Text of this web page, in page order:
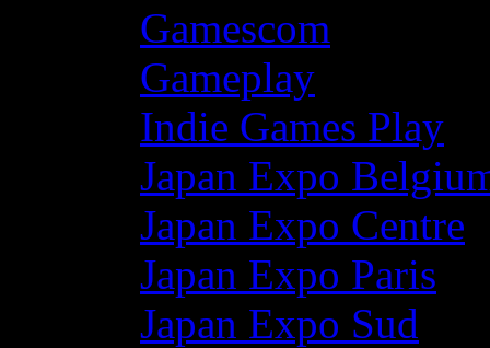
Gamescom
Gameplay
Indie Games Play
Japan Expo
Japan Expo Centre
Japan Expo Paris
Japan Expo Sud